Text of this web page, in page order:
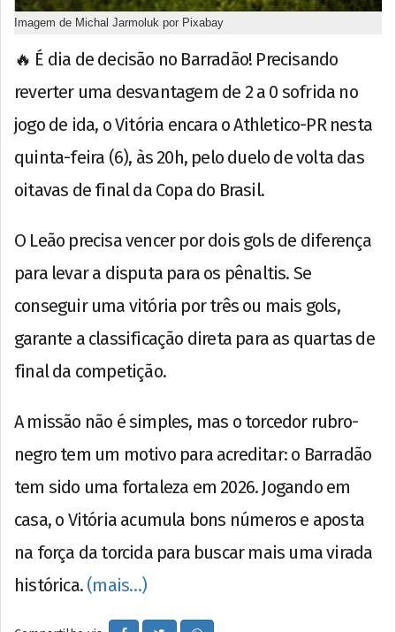
Imagem de Michal Jarmoluk por Pixabay
🔥 É dia de decisão no Barradão! Precisando
reverter uma desvantagem de 2 a 0 sofrida no
jogo de ida, o Vitória encara o Athletico-PR nesta
quinta-feira (6), às 20h, pelo duelo de volta das
oitavas de final da Copa do Brasil.
O Leão precisa vencer por dois gols de diferença
para levar a disputa para os pênaltis. Se
conseguir uma vitória por três ou mais gols,
garante a classificação direta para as quartas de
final da competição.
A missão não é simples, mas o torcedor rubro-
negro tem um motivo para acreditar: o Barradão
tem sido uma fortaleza em 2026. Jogando em
casa, o Vitória acumula bons números e aposta
na força da torcida para buscar mais uma virada
histórica. (mais…)